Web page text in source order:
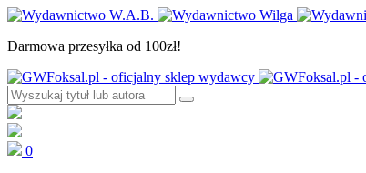
Darmowa przesyłka od 100zł!
0